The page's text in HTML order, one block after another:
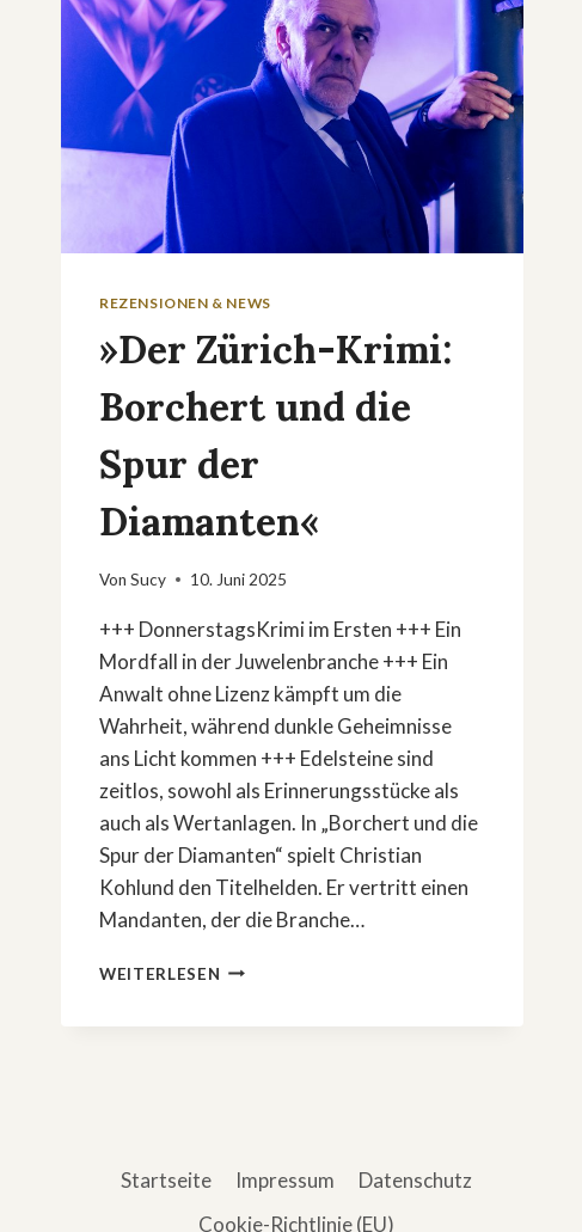
REZENSIONEN & NEWS
»Der Zürich-Krimi:
Borchert und die
Spur der
Diamanten«
Von Sucy 10. Juni 2025
+++ DonnerstagsKrimi im Ersten +++ Ein
Mordfall in der Juwelenbranche +++ Ein
Anwalt ohne Lizenz kämpft um die
Wahrheit, während dunkle Geheimnisse
ans Licht kommen +++ Edelsteine sind
zeitlos, sowohl als Erinnerungsstücke als
auch als Wertanlagen. In „Borchert und die
Spur der Diamanten“ spielt Christian
Kohlund den Titelhelden. Er vertritt einen
Mandanten, der die Branche…
WEITERLESEN »DER
Startseite Impressum
Datenschutz
Cookie-Richtlinie (EU)